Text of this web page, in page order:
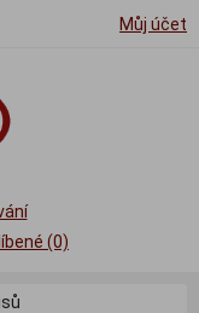
Můj účet
(0)